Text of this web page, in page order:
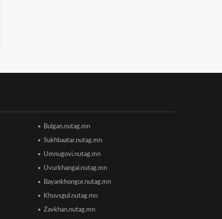
Монгол Улсын дэлхийд
газрын тосны үнэ буурлаа
2026/06/18 11:27
байгуулах ТӨВҮҮДИЙН
БАЙРШИЛ
Отгонтэнгэр хайрханы тахилгад
Bulgan.nutag.mn
Sukhbaatar.nutag.mn
Umnugovi.nutag.mn
Uvurkhangai.nutag.mn
Bayankhongor.nutag.mn
Khuvsgul.nutag.mn
Zavkhan.nutag.mn